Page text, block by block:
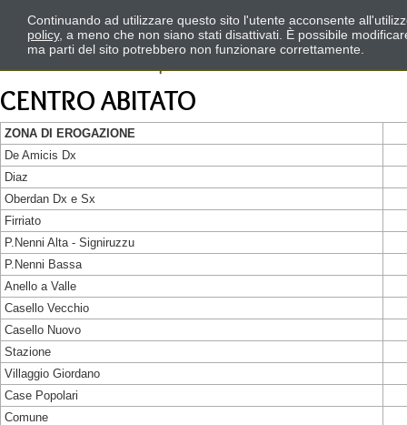
CENTRO ABITATO
ZONA DI EROGAZIONE
De Amicis Dx
Diaz
Oberdan Dx e Sx
Firriato
P.Nenni Alta - Signiruzzu
P.Nenni Bassa
Anello a Valle
Casello Vecchio
Casello Nuovo
Stazione
Villaggio Giordano
Case Popolari
Comune
Continuando ad utilizzare questo sito l'utente acconsente
policy, a meno che non siano stati disattivati. È possibile
ma parti del sito potrebbero non funzionare correttamente.